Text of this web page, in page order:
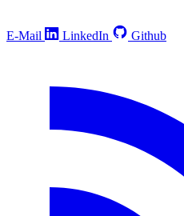
E-Mail LinkedIn Github